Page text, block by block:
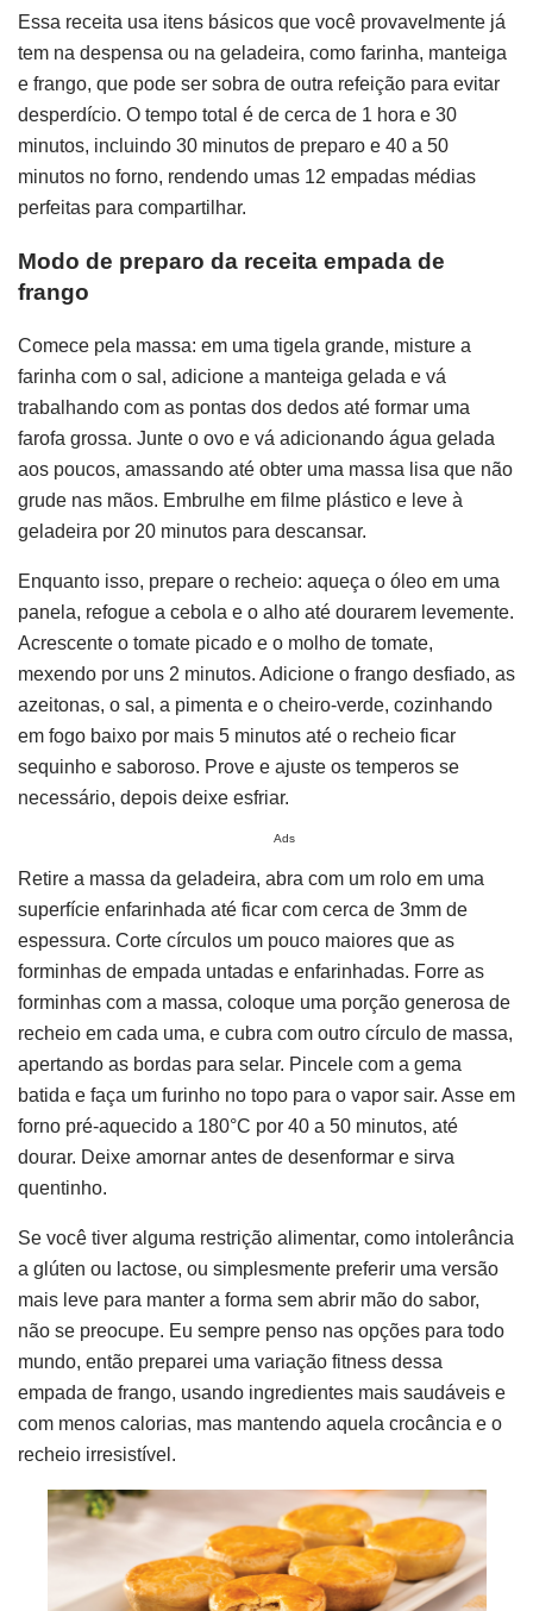
Essa receita usa itens básicos que você provavelmente já
tem na despensa ou na geladeira, como farinha, manteiga
e frango, que pode ser sobra de outra refeição para evitar
desperdício. O tempo total é de cerca de 1 hora e 30
minutos, incluindo 30 minutos de preparo e 40 a 50
minutos no forno, rendendo umas 12 empadas médias
perfeitas para compartilhar.
Modo de preparo da receita empada de
frango
Comece pela massa: em uma tigela grande, misture a
farinha com o sal, adicione a manteiga gelada e vá
trabalhando com as pontas dos dedos até formar uma
farofa grossa. Junte o ovo e vá adicionando água gelada
aos poucos, amassando até obter uma massa lisa que não
grude nas mãos. Embrulhe em filme plástico e leve à
geladeira por 20 minutos para descansar.
Enquanto isso, prepare o recheio: aqueça o óleo em uma
panela, refogue a cebola e o alho até dourarem levemente.
Acrescente o tomate picado e o molho de tomate,
mexendo por uns 2 minutos. Adicione o frango desfiado, as
azeitonas, o sal, a pimenta e o cheiro-verde, cozinhando
em fogo baixo por mais 5 minutos até o recheio ficar
sequinho e saboroso. Prove e ajuste os temperos se
necessário, depois deixe esfriar.
Ads
Retire a massa da geladeira, abra com um rolo em uma
superfície enfarinhada até ficar com cerca de 3mm de
espessura. Corte círculos um pouco maiores que as
forminhas de empada untadas e enfarinhadas. Forre as
forminhas com a massa, coloque uma porção generosa de
recheio em cada uma, e cubra com outro círculo de massa,
apertando as bordas para selar. Pincele com a gema
batida e faça um furinho no topo para o vapor sair. Asse em
forno pré-aquecido a 180°C por 40 a 50 minutos, até
dourar. Deixe amornar antes de desenformar e sirva
quentinho.
Se você tiver alguma restrição alimentar, como intolerância
a glúten ou lactose, ou simplesmente preferir uma versão
mais leve para manter a forma sem abrir mão do sabor,
não se preocupe. Eu sempre penso nas opções para todo
mundo, então preparei uma variação fitness dessa
empada de frango, usando ingredientes mais saudáveis e
com menos calorias, mas mantendo aquela crocância e o
recheio irresistível.